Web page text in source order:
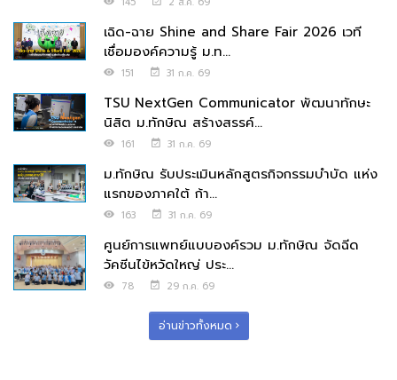
เฉิด-ฉาย Shine and Share Fair 2026 เวที
เชื่อมองค์ความรู้ ม.ท...
151 31 ก.ค. 69
TSU NextGen Communicator พัฒนาทักษะ
นิสิต ม.ทักษิณ สร้างสรรค์...
161 31 ก.ค. 69
ม.ทักษิณ รับประเมินหลักสูตรกิจกรรมบำบัด แห่ง
แรกของภาคใต้ ก้า...
163 31 ก.ค. 69
ศูนย์การแพทย์แบบองค์รวม ม.ทักษิณ จัดฉีด
วัคซีนไข้หวัดใหญ่ ประ...
78 29 ก.ค. 69
อ่านข่าวทั้งหมด